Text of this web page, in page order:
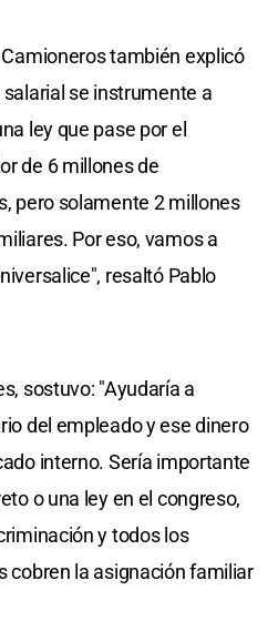
también explicó
se instrumente a
ley que pase por el
de 6 millones de
pero solamente 2 millones
Por eso, vamos a
resaltó Pablo
sostuvo: "Ayudaría a
del empleado y ese dinero
interno. Sería importante
o una ley en el congreso,
y todos los
cobren la asignación familiar